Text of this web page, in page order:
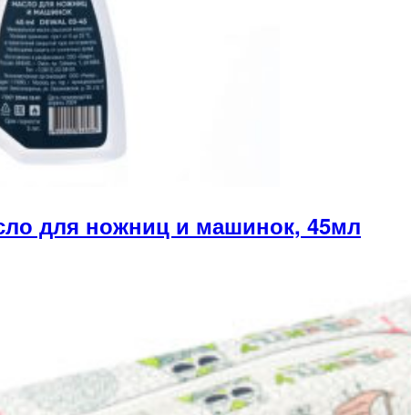
для ножниц и машинок, 45мл